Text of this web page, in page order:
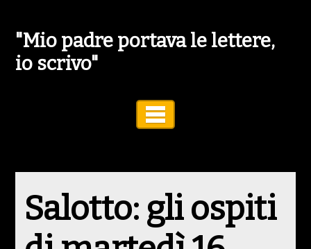
"Mio padre portava le lettere,
io scrivo"
Salotto: gli ospiti